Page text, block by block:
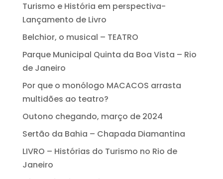
Turismo e História em perspectiva-
Lançamento de Livro
Belchior, o musical – TEATRO
Parque Municipal Quinta da Boa Vista – Rio
de Janeiro
Por que o monólogo MACACOS arrasta
multidões ao teatro?
Outono chegando, março de 2024
Sertão da Bahia – Chapada Diamantina
LIVRO – Histórias do Turismo no Rio de
Janeiro